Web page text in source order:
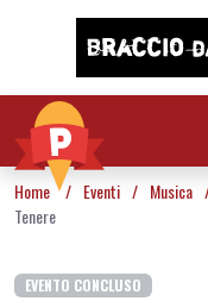
Vai al contenuto
Home / Eventi / Musica
Tenere
EVENTO CONCLUSO